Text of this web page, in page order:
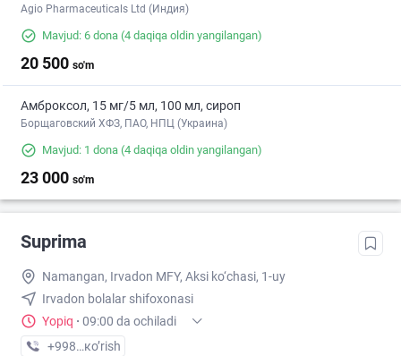
Agio Pharmaceuticals Ltd (Индия)
Mavjud: 6 dona (4 daqiqa oldin yangilangan)
20 500 so'm
Амброксол, 15 мг/5 мл, 100 мл, сироп
Борщаговский ХФЗ, ПАО, НПЦ (Украина)
Mavjud: 1 dona (4 daqiqa oldin yangilangan)
23 000 so'm
Suprima
Namangan, Irvadon MFY, Aksi ko‘chasi, 1-uy
Irvadon bolalar shifoxonasi
Yopiq · 09:00 da ochiladi
+998 (95) XXX-XX-XX
кo’rish